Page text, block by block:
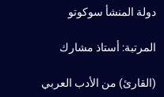
دولة المنشأ سوكوتو
المرتبة: أستاذ مشارك
(القارئ) من الأدب العربي